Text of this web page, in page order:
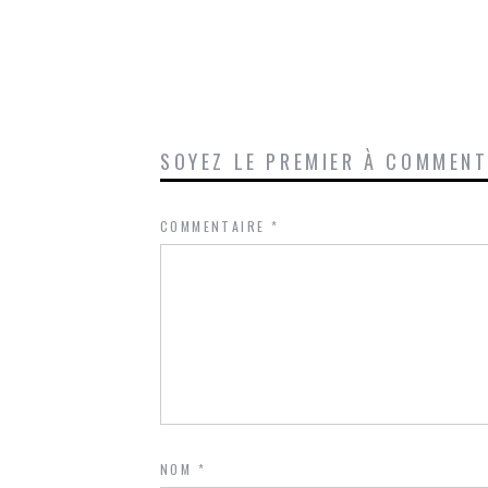
SOYEZ LE PREMIER À
COMMENTAIRE *
NOM *